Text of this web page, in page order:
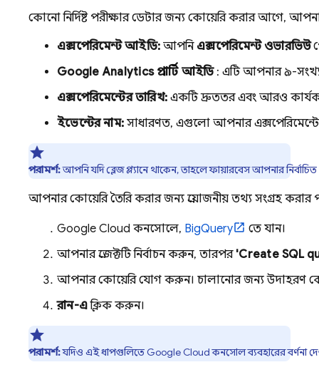
কোনো নির্দিষ্ট পরীক্ষার ডেটার জন্য কোয়েরি করার আগে,
এক্সপেরিমেন্ট আইডি: আপনি এক্সপেরিমেন্ট ওভারভিউ
Google Analyticsপ্রপার্টি আইডি: এটি আপনার ৯-
এক্সপেরিমেন্টের তারিখ: একটি দ্রুততর এবং আরও
ইভেন্টের নাম: সাধারণত, এগুলো আপনার
পরামর্শ:আপনি যদি ব্লেজ প্ল্যানে থাকেন, তাহলে ফায়ারবেস আপনার
আপনার কোয়েরি তৈরি করার জন্য প্রয়োজনীয় তথ্য সংগ্রহ করার
Google Cloud কনসোলে, BigQuery
তে যান।
আপনার প্রজেক্টটি নির্বাচন করুন, তারপর 'Create SQL
আপনার কোয়েরি যোগ করুন। চালানোর জন্য উদাহরণ
রান-এক্লিক করুন।
পরামর্শ:যদিও এই ধাপগুলিতে Google Cloudকনসোল ব্যবহারের বর্ণনা